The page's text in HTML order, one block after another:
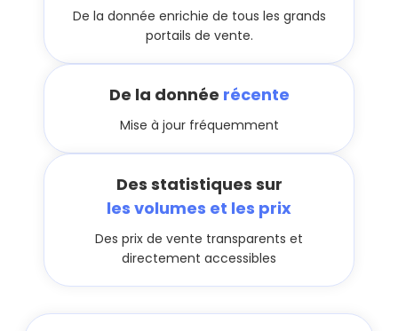
De la donnée enrichie de tous les grands
portails de vente.
De la donnée récente
Mise à jour fréquemment
Des statistiques sur
les volumes et les prix
Des prix de vente transparents et
directement accessibles